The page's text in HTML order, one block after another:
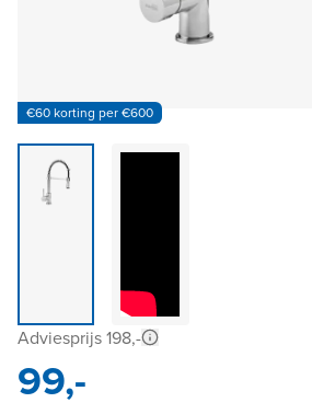
€60 korting per €600
Adviesprijs 198,-
99,-